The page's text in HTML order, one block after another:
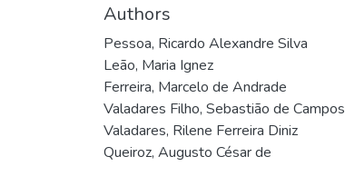
Authors
Pessoa, Ricardo Alexandre Silva
Leão, Maria Ignez
Ferreira, Marcelo de Andrade
Valadares Filho, Sebastião de Campos
Valadares, Rilene Ferreira Diniz
Queiroz, Augusto César de